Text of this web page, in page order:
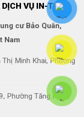
DỊCH VỤ IN-TECH
cư Bảo Quân,
Nam
Minh Khai, Phường
Phường Tăng Nhơn